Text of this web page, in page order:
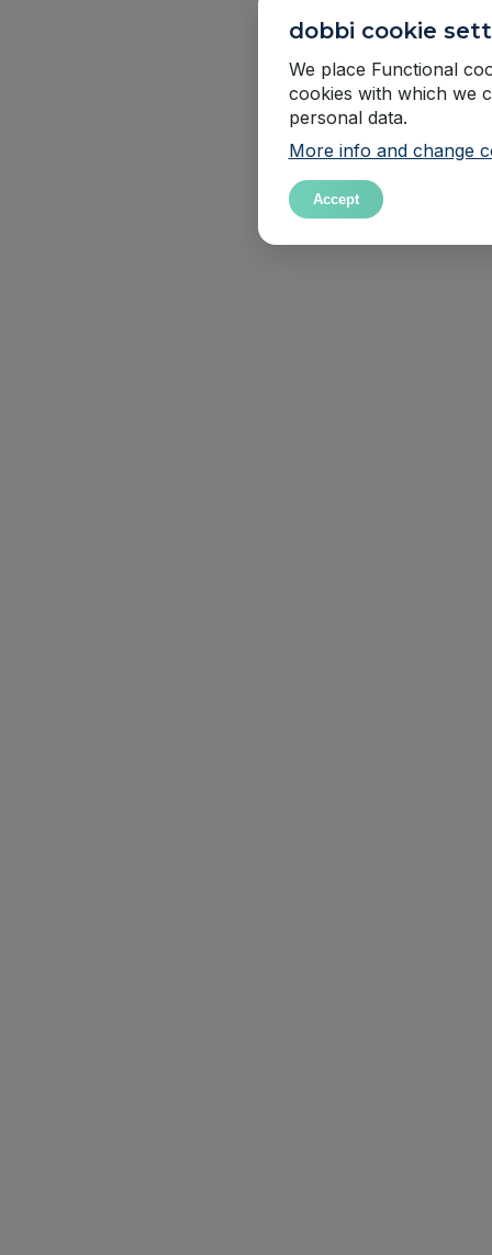
dobbi cookie
We place Functional
cookies with which we
personal data.
More info and change
Accept